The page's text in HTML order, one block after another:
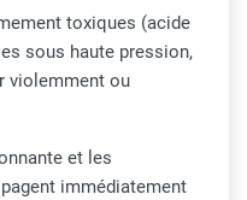
toxiques (acide
sous haute pression,
violemment ou
et les
immédiatement